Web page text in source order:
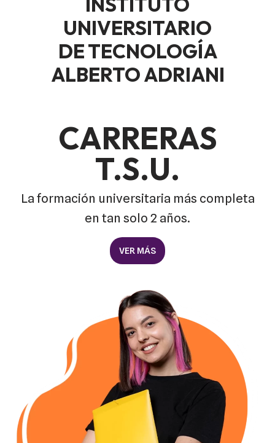
UNIVERSITARIO
DE TECNOLOGÍA
ALBERTO ADRIANI
CARRERAS
T.S.U.
La formación universitaria más completa
en tan solo 2 años.
VER MÁS